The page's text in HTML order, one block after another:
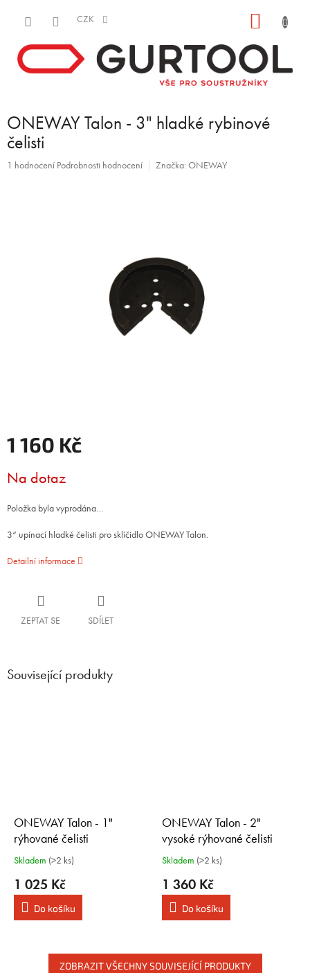
CZK
ONEWAY Talon - 3" hladké rybinové
čelisti
Průměrné
1 hodnocení Podrobnosti hodnocení Značka: ONEWAY
1 160 Kč
cena:
Na dotaz
Položka byla vyprodána…
3“ upínací hladké čelisti pro sklíčidlo ONEWAY Talon.
Detailní informace
ZEPTAT SE SDÍLET
Související produkty
ONEWAY Talon - 1"
rýhované čelisti
Skladem (>2 ks)
1 025 Kč
Do košíku
ONEWAY Talon - 2"
vysoké rýhované čelisti
Skladem (>2 ks)
1 360 Kč
Do košíku
ZOBRAZIT VŠECHNY SOUVISEJÍCÍ PRODUKTY